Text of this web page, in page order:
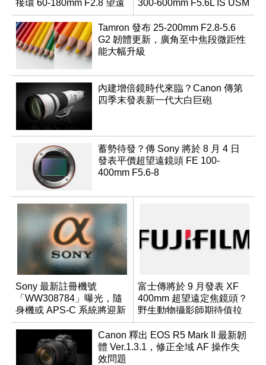
接環 60-180mm F2.8 望遠
變焦鏡
300-600mm F5.6L IS USM
Tamron 發布 25-200mm F2.8-5.6
G2 韌體更新，廣角至中焦段微距性
能大幅升級
內建增倍鏡時代來臨？Canon 傳第
四季末發表新一代大白巨砲
蓄勢待發？傳 Sony 將於 8 月 4 日
發表平價超望遠鏡頭 FE 100-
400mm F5.6-8
Sony 最新註冊機號
「WW308784」曝光，隨
身機或 APS-C 系統將迎新
成員？
富士傳將於 9 月發表 XF
400mm 超望遠定焦鏡頭？
野生動物攝影師期待值拉
滿
Canon 釋出 EOS R5 Mark II 最新韌
體 Ver.1.3.1，修正全域 AF 操作失
效問題